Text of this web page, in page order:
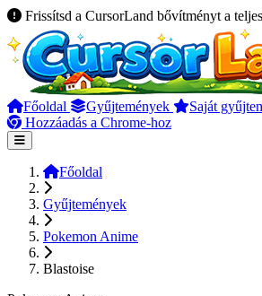
Frissítsd a CursorLand bővítményt a
Főoldal Gyűjtemények Saját
Hozzáadás a Chrome-hoz
Főoldal
Gyűjtemények
Pokemon Anime
Blastoise